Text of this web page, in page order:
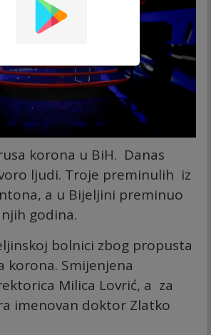
korona u BiH. Danas
ljudi. Troje preminulih iz
a u Bijeljini preminuo
godina.
bolnici zbog propusta
korona. Smijenjena
Milica Lovrić, a za
imenovan doktor Zlatko